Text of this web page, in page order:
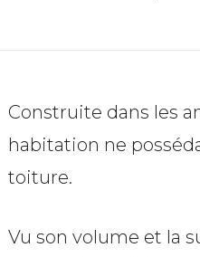
Construite dans les
habitation ne
toiture.
Vu son volume et la